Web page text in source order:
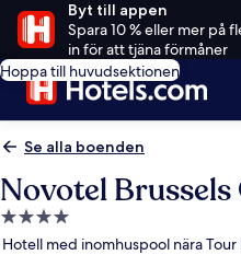
Byt till appen
Spara 10 % eller mer på
in för att tjäna förmåner
Hoppa till huvudsektionen
Se alla boenden
Novotel
4.0-
stjärnigt
Hotell med inomhuspool nära